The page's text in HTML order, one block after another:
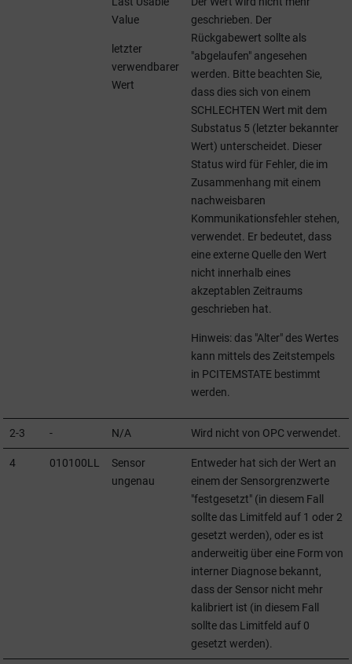
Value
letzter
verwendbarer
Wert
geschrieben. Der
Rückgabewert sollte als
"abgelaufen" angesehen
werden. Bitte beachten Sie,
dass dies sich von einem
SCHLECHTEN Wert mit dem
Substatus 5 (letzter bekannter
Wert) unterscheidet. Dieser
Status wird für Fehler, die im
Zusammenhang mit einem
nachweisbaren
Kommunikationsfehler stehen,
verwendet. Er bedeutet, dass
eine externe Quelle den Wert
nicht innerhalb eines
akzeptablen Zeitraums
geschrieben hat.
Hinweis: das "Alter" des Wertes
kann mittels des Zeitstempels
in PCITEMSTATE bestimmt
werden.
2-3 - N/A Wird nicht von OPC verwendet.
4 010100LL
Sensor
ungenau
Entweder hat sich der Wert an
einem der Sensorgrenzwerte
"festgesetzt" (in diesem Fall
sollte das Limitfeld auf 1 oder 2
gesetzt werden), oder es ist
anderweitig über eine Form von
interner Diagnose bekannt,
dass der Sensor nicht mehr
kalibriert ist (in diesem Fall
sollte das Limitfeld auf 0
gesetzt werden).